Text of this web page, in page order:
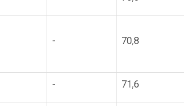
- 70,8
- 71,6